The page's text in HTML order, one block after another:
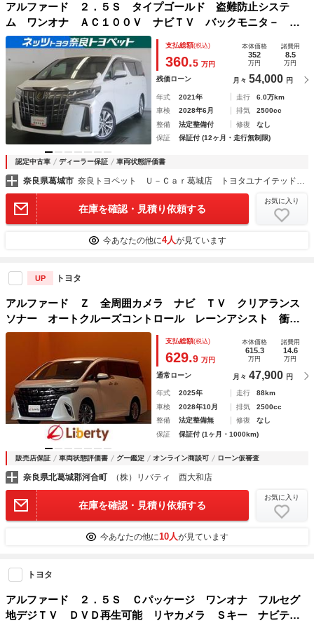
アルファード ２．５Ｓ タイプゴールド 盗難防止システ
ム ワンオナ ＡＣ１００Ｖ ナビＴＶ バックモニタ－ Ｌ
ＥＤランプ Ａクルコン ＡＷ 横滑防止装置 ドライブレコ
ーダ エアコン パワステ パワーウィンドウ メディアプレ
イヤー接続 ＡＢＳ
支払総額(税込)
360.5 万円
本体価格
352
万円
諸費用
8.5
万円
残価ローン 月々 54,000 円
年式 2021年 走行
6.0万km
車検
2028年6月 排気
2500cc
整備
法定整備付 修復
なし
保証
保証付 (12ヶ月・走行無制限)
認定中古車 ディーラー保証 車両状態評価書
奈良県葛城市 奈良トヨペット Ｕ－Ｃａｒ葛城店 トヨタユナイテッド奈良（株）
在庫を確認・見積り依頼する
お気に入り
今あなたの他に4人が見ています
UP トヨタ
アルファード Ｚ 全周囲カメラ ナビ ＴＶ クリアランス
ソナー オートクルーズコントロール レーンアシスト 衝突
被害軽減システム 両側電動スライドドア オートライト Ｌ
ＥＤヘッドランプ スマートキー 電動格納ミラー
支払総額(税込)
629.9 万円
本体価格
615.3
万円
諸費用
14.6
万円
通常ローン 月々 47,900 円
年式 2025年 走行
88km
車検
2028年10月 排気
2500cc
整備
法定整備無 修復
なし
保証
保証付 (1ヶ月・1000km)
販売店保証 車両状態評価書 グー鑑定 オンライン商談可 ローン仮審査
奈良県北葛城郡河合町 （株）リバティ 西大和店
在庫を確認・見積り依頼する
お気に入り
今あなたの他に10人が見ています
トヨタ
アルファード ２．５Ｓ Ｃパッケージ ワンオナ フルセグ
地デジＴＶ ＤＶＤ再生可能 リヤカメラ Ｓキー ナビテレ